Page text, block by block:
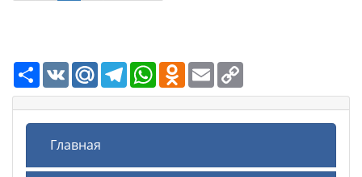
РесурсVK Mail.Ru TelegramWhatsAppOdnoklassniki
Email
Главная